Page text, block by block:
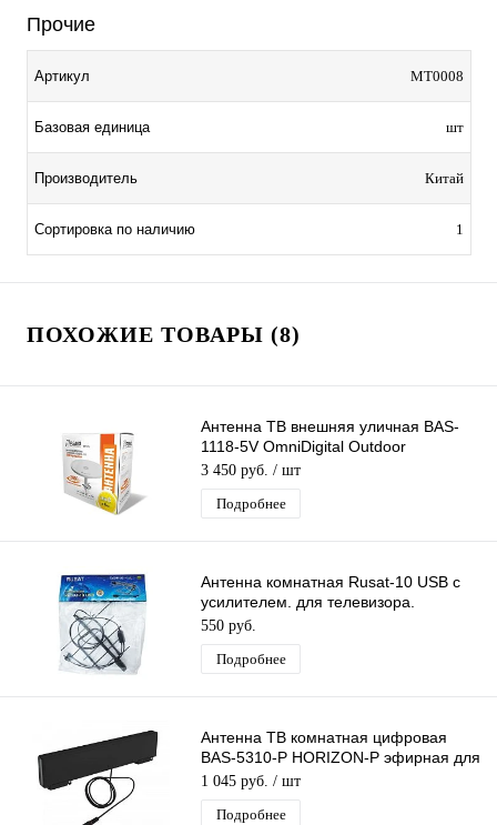
Прочие
Артикул MT0008
Базовая единица шт
Производитель Китай
Сортировка по наличию 1
ПОХОЖИЕ ТОВАРЫ (8)
Антенна ТВ внешняя уличная BAS-
1118-5V OmniDigital Outdoor
цифровая эфирная для DVB-T2 ТВ
Рэмо
3 450 руб. / шт
Подробнее
Антенна комнатная Rusat-10 USB с
усилителем. для телевизора.
активная. для дома. для дачи
550 руб.
Подробнее
Антенна ТВ комнатная цифровая
BAS-5310-P HORIZON-P эфирная для
бесплатного DVB-T2 телевидения
Рэмо
1 045 руб. / шт
Подробнее